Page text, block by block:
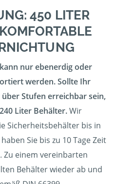
450 LITER
nur ebenerdig oder
werden. Sollte Ihr
Stufen erreichbar sein,
Liter Behälter.Wir
Sicherheitsbehälter bis in
Sie bis zu 10 Tage Zeit
Zu einem vereinbarten
Behälter wieder ab und